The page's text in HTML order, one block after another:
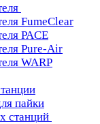
FumeClear
PACE
Pure-Air
WARP
пайки
станций